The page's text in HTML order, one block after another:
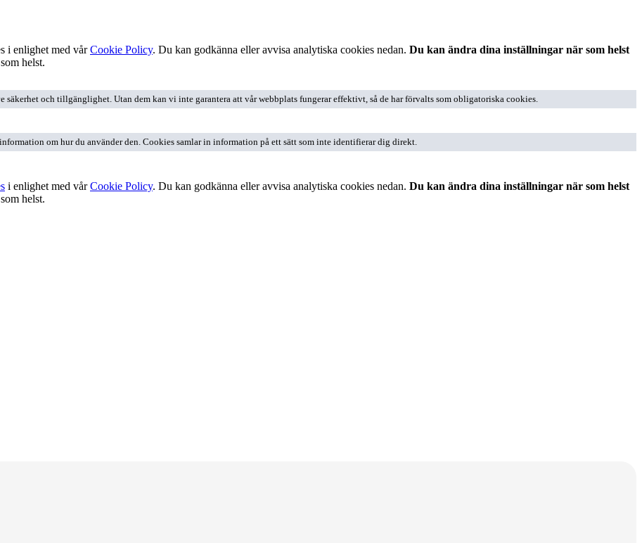
i enlighet med vårCookie Policy. Du kan godkänna eller avvisa analytiska cookies nedan. Du kan ändra dina inställningar när som helst
helst.
och tillgänglighet. Utan dem kan vi inte garantera att vår webbplats fungerar effektivt, så de har förvalts som obligatoriska cookies.
om hur du använder den. Cookies samlar in information på ett sätt som inte identifierar dig direkt.
i enlighet med vårCookie Policy. Du kan godkänna eller avvisa analytiska cookies nedan. Du kan ändra dina inställningar när som helst
helst.